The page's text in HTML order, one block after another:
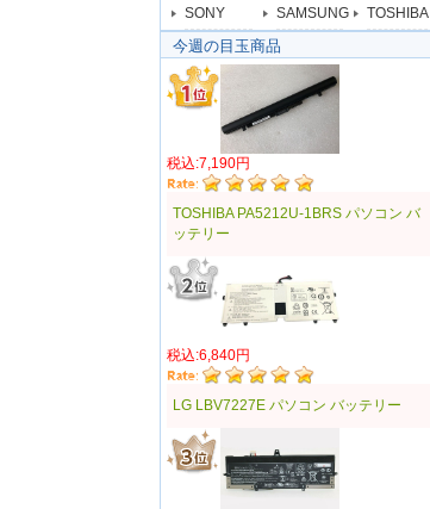
SONY
SAMSUNG TOSHIBA
今週の目玉商品
税込:7,190円
TOSHIBA PA5212U-1BRS パソコン バ
ッテリー
税込:6,840円
LG LBV7227E パソコン バッテリー